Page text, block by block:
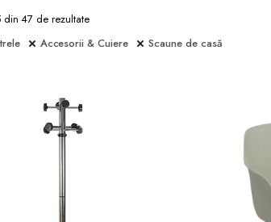
din 47 de rezultate
Accesorii & Cuiere Scaune de casă